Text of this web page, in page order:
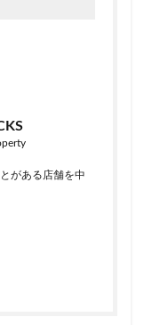
がある店舗を中